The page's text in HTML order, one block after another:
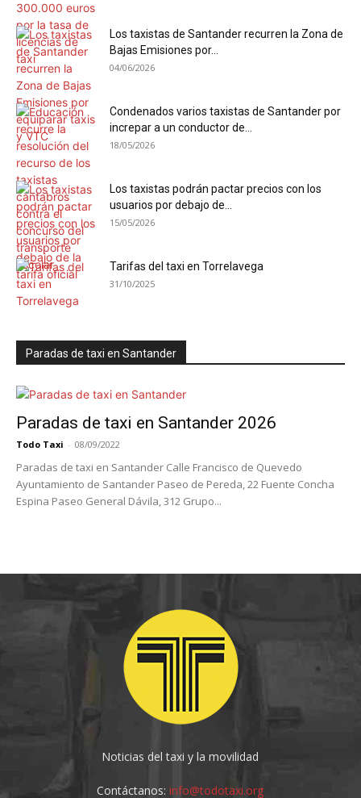
Los taxistas de Santander recurren la Zona de
Bajas Emisiones por...
04/06/2026
Condenados varios taxistas de Santander por
increpar a un conductor de...
18/05/2026
Los taxistas podrán pactar precios con los
usuarios por debajo de...
15/05/2026
Tarifas del taxi en Torrelavega
31/10/2025
Paradas de taxi en Santander
Paradas de taxi en Santander 2026
Todo Taxi - 08/09/2022
Paradas de taxi en Santander Calle Francisco de Quevedo
Ayuntamiento de Santander Paseo de Pereda, 22 Fuente Concha
Espina Paseo General Dávila, 312 Grupo...
Noticias del taxi y la movilidad
Contáctanos:info@todotaxi.org